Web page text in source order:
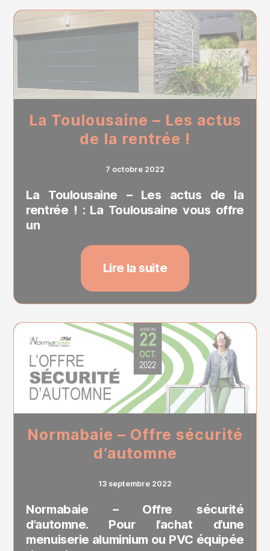
La Toulousaine – Les actus
de la rentrée !
7 octobre 2022
La Toulousaine – Les actus de la
rentrée ! : La Toulousaine vous offre
un
Lire la suite
Normabaie – Offre sécurité
d’automne
13 septembre 2022
Normabaie – Offre sécurité
d’automne. Pour l’achat d’une
menuiserie aluminium ou PVC équipée